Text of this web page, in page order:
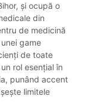
și ocupă o
din
de medicină
game
de toate
rol esențial în
punând accent
limitele